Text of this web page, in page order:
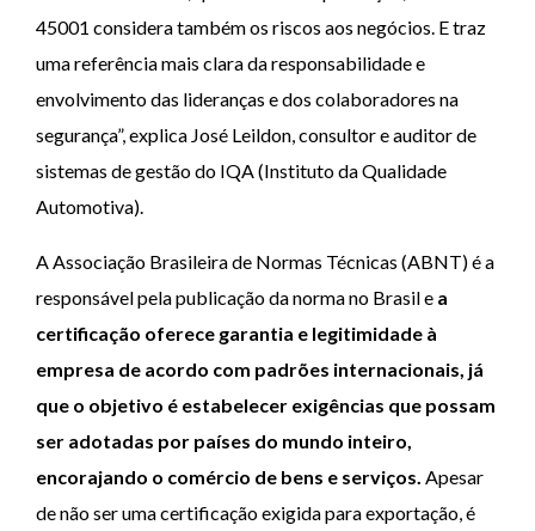
45001 considera também os riscos aos negócios. E traz
uma referência mais clara da responsabilidade e
envolvimento das lideranças e dos colaboradores na
segurança”, explica José Leildon, consultor e auditor de
sistemas de gestão do IQA (Instituto da Qualidade
Automotiva).
A Associação Brasileira de Normas Técnicas (ABNT) é a
responsável pela publicação da norma no Brasil e a
certificação oferece garantia e legitimidade à
empresa de acordo com padrões internacionais, já
que o objetivo é estabelecer exigências que possam
ser adotadas por países do mundo inteiro,
encorajando o comércio de bens e serviços. Apesar
de não ser uma certificação exigida para exportação, é